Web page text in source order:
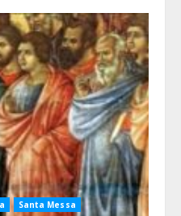
Santa Messa